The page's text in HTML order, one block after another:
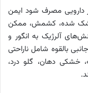
دارویی مصرف شود ایمن
خشک شده، کشمش، ممکن
آلرژیک به انگور و
بالقوه شامل ناراحتی
خشکی دهان، گلو درد،